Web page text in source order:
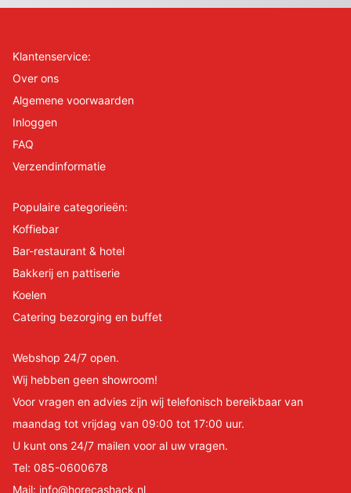
Klantenservice:
Over ons
Algemene voorwaarden
Inloggen
FAQ
Verzendinformatie
Populaire categorieën:
Koffiebar
Bar-restaurant & hotel
Bakkerij en pattiserie
Koelen
Catering bezorging en buffet
Webshop 24/7 open.
Wij hebben geen showroom!
Voor vragen en advies zijn wij telefonisch bereikbaar van
maandag tot vrijdag van 09:00 tot 17:00 uur.
U kunt ons 24/7 mailen voor al uw vragen.
Tel: 085-0600678
Mail: info@horecashack.nl